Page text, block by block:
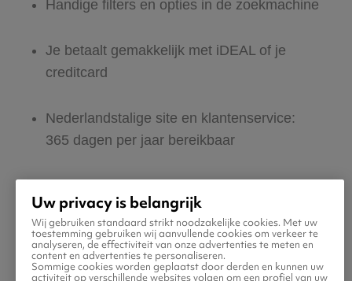
Handige filters en opties in de zoekmachine
Je betaalt gemakkelijk met iDEAL of je
creditcard
Nederlandstalige site en klantenservice:
365 dagen per jaar bereikbaar
Boek ook direct een hotel of huurauto voor
in Tefé
Uw privacy is belangrijk
Wij gebruiken standaard strikt noodzakelijke cookies. Met uw
toestemming gebruiken wij aanvullende cookies om verkeer te
analyseren, de effectiviteit van onze advertenties te meten en
content en advertenties te personaliseren.
Sommige cookies worden geplaatst door derden en kunnen uw
activiteit op verschillende websites volgen om een profiel van uw